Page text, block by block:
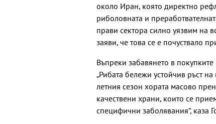
около Иран, която директно
риболовната и
прави сектора силно уязвим на
заяви, че това се е почуствало
Въпреки забавянето в
„Рибата бележи устойчив ръст
летния сезон хората масово
качествени храни, които се
специфични заболявания“, каза